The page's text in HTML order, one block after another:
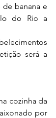
banana e
do Rio a
será a
cozinha da
por